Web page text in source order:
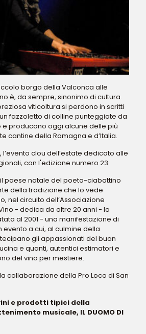
borgo della Valconca alle
è, da sempre, sinonimo di cultura.
viticoltura si perdono in scritti
fazzoletto di colline punteggiate da
e producono oggi alcune delle più
cantine della Romagna e d’Italia.
l’evento clou dell’estate dedicato alle
con l'edizione numero 23.
paese natale del poeta-ciabattino
della tradizione che lo vede
nel circuito dell’Associazione
- dedica da oltre 20 anni - la
al 2001 - una manifestazione di
evento a cui, al culmine della
gli appassionati del buon
e quanti, autentici estimatori e
del vino per mestiere.
collaborazione della Pro Loco di San
e prodotti tipici della
musicale, IL DUOMO DI